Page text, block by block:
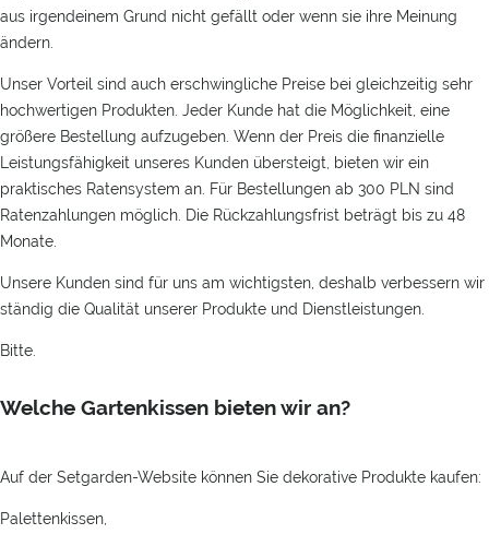
aus irgendeinem Grund nicht gefällt oder wenn sie ihre Meinung
ändern.
Unser Vorteil sind auch erschwingliche Preise bei gleichzeitig sehr
hochwertigen Produkten. Jeder Kunde hat die Möglichkeit, eine
größere Bestellung aufzugeben. Wenn der Preis die finanzielle
Leistungsfähigkeit unseres Kunden übersteigt, bieten wir ein
praktisches Ratensystem an. Für Bestellungen ab 300 PLN sind
Ratenzahlungen möglich. Die Rückzahlungsfrist beträgt bis zu 48
Monate.
Unsere Kunden sind für uns am wichtigsten, deshalb verbessern wir
ständig die Qualität unserer Produkte und Dienstleistungen.
Bitte.
Welche Gartenkissen bieten wir an?
Auf der Setgarden-Website können Sie dekorative Produkte kaufen:
Palettenkissen,